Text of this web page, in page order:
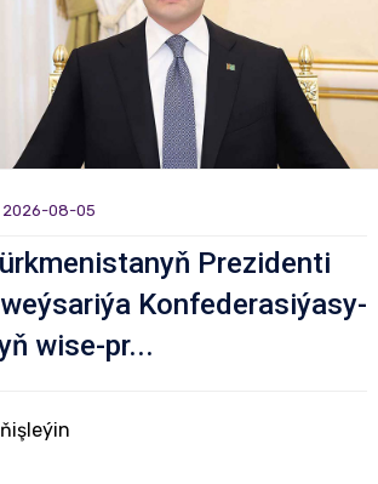
2026-08-05
Prezidenti
Kon­fe­de­ra­si­ýa­sy­
wi­se-pr...